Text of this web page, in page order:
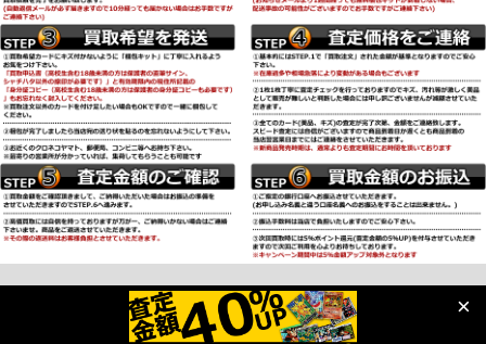
Copyright (C) 2018 kyupokeca-kaitori.com All Rights Reserved. ×